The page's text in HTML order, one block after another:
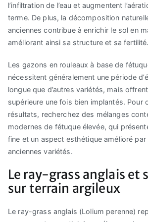
l’infiltration de l’eau et augmentent
terme. De plus, la décomposition
anciennes contribue à enrichir le sol en
améliorant ainsi sa structure et sa fertilité.
Les gazons en rouleaux à base de
nécessitent généralement une période
longue que d’autres variétés, mais
supérieure une fois bien implantés. Pour
résultats, recherchez des mélanges
modernes de fétuque élevée, qui
fine et un aspect esthétique amélioré
anciennes variétés.
Le ray-grass anglais et
sur terrain argileux
Le ray-grass anglais (Lolium perenne)